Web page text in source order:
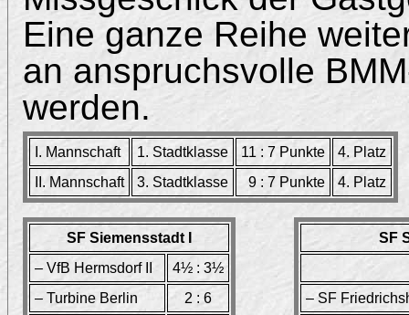
Eine ganze Reihe
an anspruchsvolle
werden.
I. Mannschaft 1. Stadtklasse 11 : 7 Punkte
4. Platz
II. Mannschaft
3. Stadtklasse 9 : 7 Punkte 4. Platz
SF Siemensstadt I
– VfB Hermsdorf II
4½ : 3½
– Turbine Berlin
2 : 6
SF
– SF